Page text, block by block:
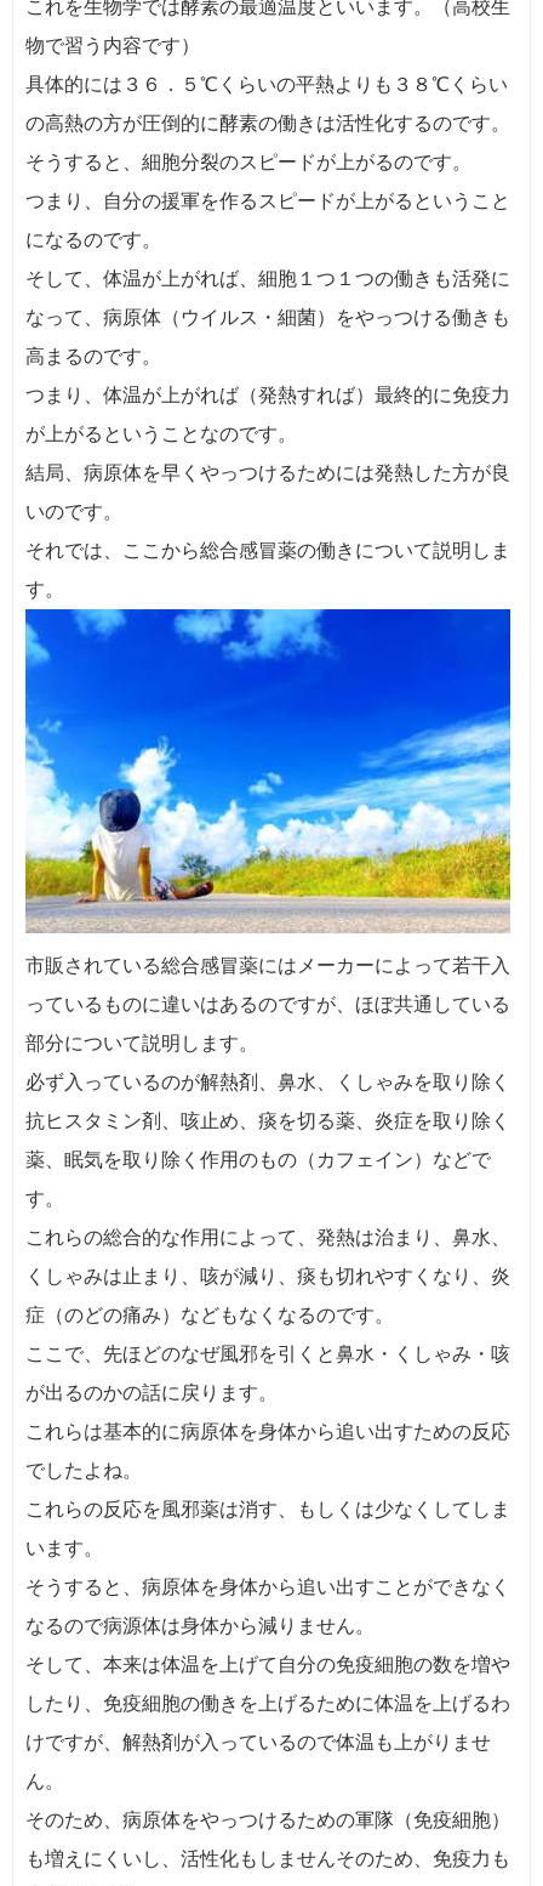
これを生物学では酵素の最適温度といいます。（高校生
物で習う内容です）
具体的には３６．５℃くらいの平熱よりも３８℃くらい
の高熱の方が圧倒的に酵素の働きは活性化するのです。
そうすると、細胞分裂のスピードが上がるのです。
つまり、自分の援軍を作るスピードが上がるということ
になるのです。
そして、体温が上がれば、細胞１つ１つの働きも活発に
なって、病原体（ウイルス・細菌）をやっつける働きも
高まるのです。
つまり、体温が上がれば（発熱すれば）最終的に免疫力
が上がるということなのです。
結局、病原体を早くやっつけるためには発熱した方が良
いのです。
それでは、ここから総合感冒薬の働きについて説明しま
す。
市販されている総合感冒薬にはメーカーによって若干入
っているものに違いはあるのですが、ほぼ共通している
部分について説明します。
必ず入っているのが解熱剤、鼻水、くしゃみを取り除く
抗ヒスタミン剤、咳止め、痰を切る薬、炎症を取り除く
薬、眠気を取り除く作用のもの（カフェイン）などで
す。
これらの総合的な作用によって、発熱は治まり、鼻水、
くしゃみは止まり、咳が減り、痰も切れやすくなり、炎
症（のどの痛み）などもなくなるのです。
ここで、先ほどのなぜ風邪を引くと鼻水・くしゃみ・咳
が出るのかの話に戻ります。
これらは基本的に病原体を身体から追い出すための反応
でしたよね。
これらの反応を風邪薬は消す、もしくは少なくしてしま
います。
そうすると、病原体を身体から追い出すことができなく
なるので病源体は身体から減りません。
そして、本来は体温を上げて自分の免疫細胞の数を増や
したり、免疫細胞の働きを上げるために体温を上げるわ
けですが、解熱剤が入っているので体温も上がりませ
ん。
そのため、病原体をやっつけるための軍隊（免疫細胞）
も増えにくいし、活性化もしませんそのため、免疫力も